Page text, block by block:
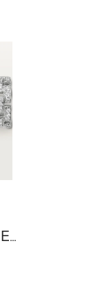
MAILLON PANTHÈRE EARRINGS, 3 DIAMOND-PAVED ROWS